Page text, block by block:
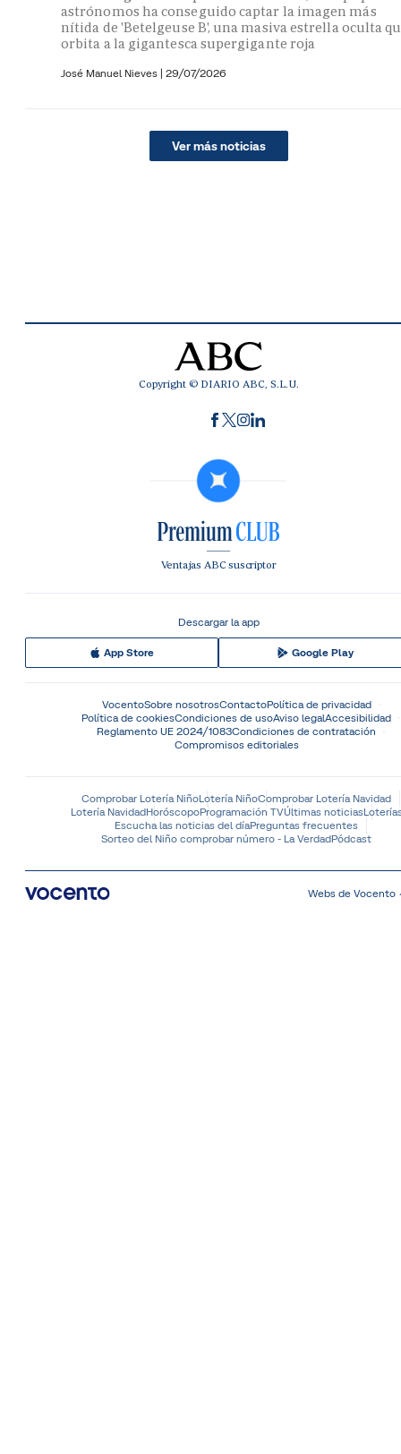
astrónomos ha conseguido captar la imagen más
nítida de 'Betelgeuse B', una masiva estrella oculta
orbita a la gigantesca supergigante roja
José Manuel Nieves | 29/07/2026
Ver más noticias
Copyright © DIARIO ABC, S.L.U.
Ventajas ABC suscriptor
Descargar la app
App Store Google Play
VocentoSobre nosotrosContactoPolítica de privacidad
Política de cookiesCondiciones de usoAviso legalAccesibilidad
Reglamento UE 2024/1083Condiciones de contratación
Compromisos editoriales
Comprobar Lotería NiñoLotería NiñoComprobar Lotería Navidad
Lotería NavidadHoróscopoProgramación TVÚltimas noticias
Escucha las noticias del díaPreguntas frecuentes
Sorteo del Niño comprobar número - La VerdadPódcast
Webs de Vocento